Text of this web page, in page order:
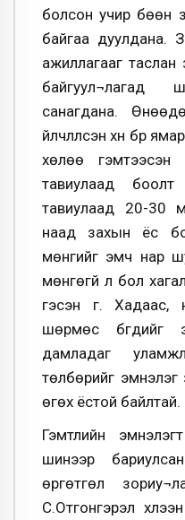
болсон учир бөөн
байгаа дуулдана.
ажиллагааг
байгуул¬лагад
санагдана.
үйлчлүүлсэн хүн бүр
хөлөө гэмтээсэн
тавиулаад
тавиулаад 20-30
наад захын ёс
мөнгийг эмч нар
мөнгөгүй л бол
гэсэн үг. Хадаас,
шөрмөс бүгдийг
дамладаг
төлбөрийг
өгөх ёстой байлтай.
Гэмтлийн
шинээр
өргөтгөл
С.Отгонгэрэл